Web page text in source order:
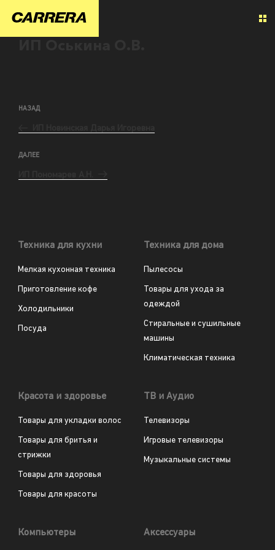
НАЗАД
ДАЛЕЕ
Техника для кухни
Мелкая кухонная техника
Приготовление кофе
Холодильники
Посуда
Техника для дома
Пылесосы
Товары для ухода за
одеждой
Стиральные и сушильные
машины
Климатическая техника
Красота и здоровье
Товары для укладки волос
Товары для бритья и
стрижки
Товары для здоровья
Товары для красоты
ТВ и Аудио
Телевизоры
Игровые телевизоры
Музыкальные системы
Компьютеры Аксессуары